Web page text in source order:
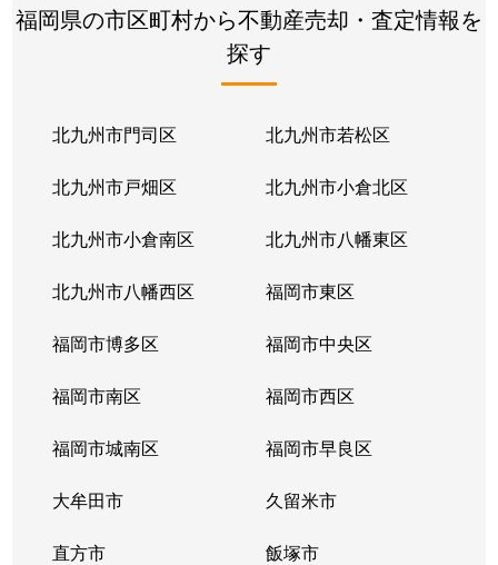
福岡県の市区町村から不動産売却・査定情報を
探す
北九州市門司区 北九州市若松区
北九州市戸畑区 北九州市小倉北区
北九州市小倉南区 北九州市八幡東区
北九州市八幡西区 福岡市東区
福岡市博多区 福岡市中央区
福岡市南区 福岡市西区
福岡市城南区 福岡市早良区
大牟田市 久留米市
直方市 飯塚市